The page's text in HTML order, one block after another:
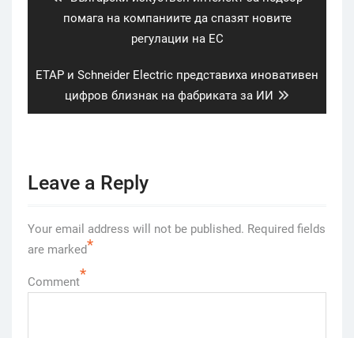
post:
помага на компаниите да спазят новите
регулации на ЕС
Next
ETAP и Schneider Electric представиха иновативен
цифров близнак на фабриката за ИИ
Leave a Reply
Your email address will not be published. Required fields
are marked*
Comment*